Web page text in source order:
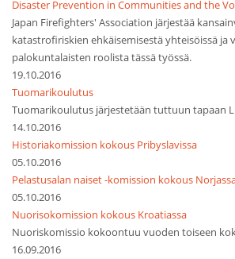
Disaster Prevention in Communities and the
Japan Firefighters' Association järjestää
katastrofiriskien ehkäisemisestä yhteisöissä ja
palokuntalaisten roolista tässä työssä.
19.10.2016
Tuomarikoulutus
Tuomarikoulutus järjestetään tuttuun tapaan
14.10.2016
Historiakomission kokous Pribyslavissa
05.10.2016
Pelastusalan naiset -komission kokous
05.10.2016
Nuorisokomission kokous Kroatiassa
Nuoriskomissio kokoontuu vuoden toiseen
16.09.2016